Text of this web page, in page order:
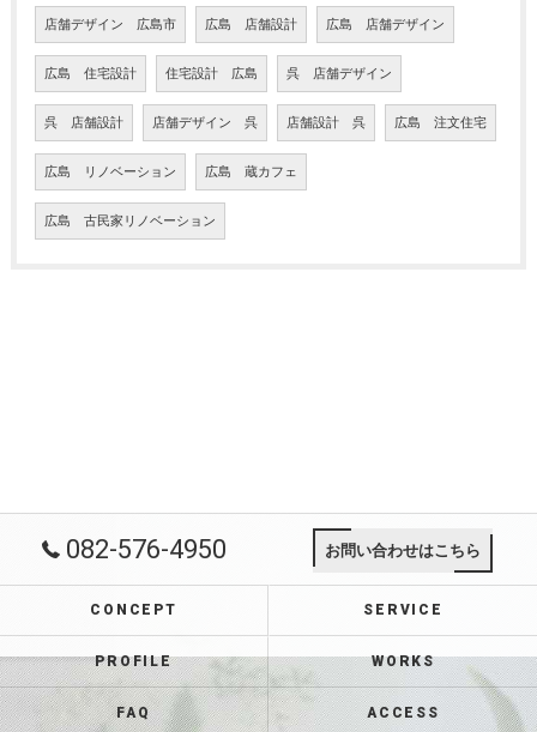
店舗デザイン 広島市 広島 店舗設計 広島 店舗デザイン
広島 住宅設計 住宅設計 広島 呉 店舗デザイン
呉 店舗設計 店舗デザイン 呉 店舗設計 呉 広島 注文住宅
広島 リノベーション 広島 蔵カフェ
広島 古民家リノベーション
082-576-4950 お問い合わせはこちら
CONCEPT SERVICE
PROFILE WORKS
FAQ ACCESS